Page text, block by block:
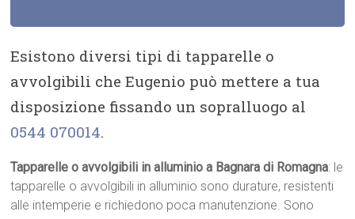
Esistono diversi tipi di tapparelle o
avvolgibili che Eugenio può mettere a tua
disposizione fissando un sopralluogo al
0544 070014.
Tapparelle o avvolgibili in alluminio a Bagnara di Romagna: le
tapparelle o avvolgibili in alluminio sono durature, resistenti
alle intemperie e richiedono poca manutenzione. Sono